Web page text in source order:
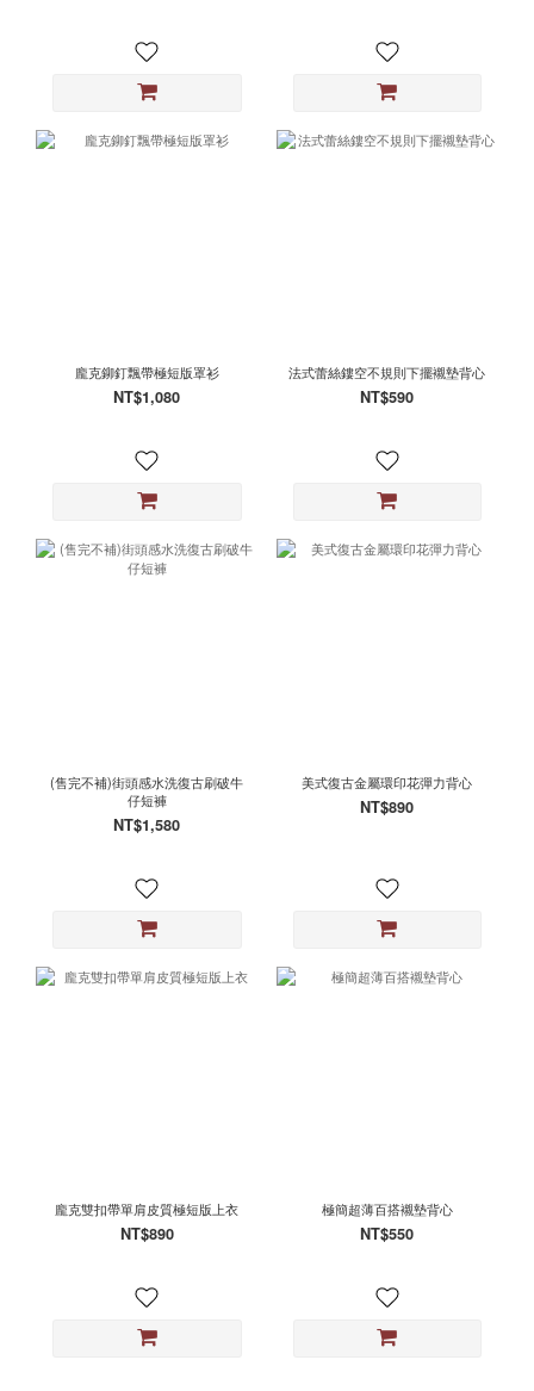
龐克鉚釘飄帶極短版罩衫
NT$1,080
法式蕾絲鏤空不規則下擺襯墊背心
NT$590
(售完不補)街頭感水洗復古刷破牛
仔短褲
NT$1,580
美式復古金屬環印花彈力背心
NT$890
龐克雙扣帶單肩皮質極短版上衣
NT$890
極簡超薄百搭襯墊背心
NT$550